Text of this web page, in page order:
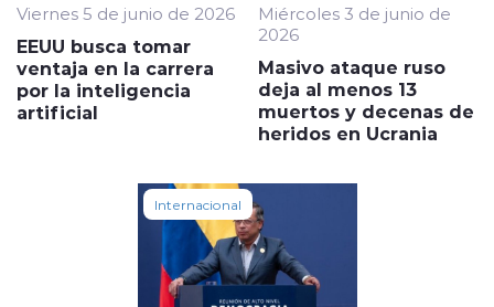
Viernes 5 de junio de 2026
EEUU busca tomar
ventaja en la carrera
por la inteligencia
artificial
Miércoles 3 de junio de
2026
Masivo ataque ruso
deja al menos 13
muertos y decenas de
heridos en Ucrania
Internacional